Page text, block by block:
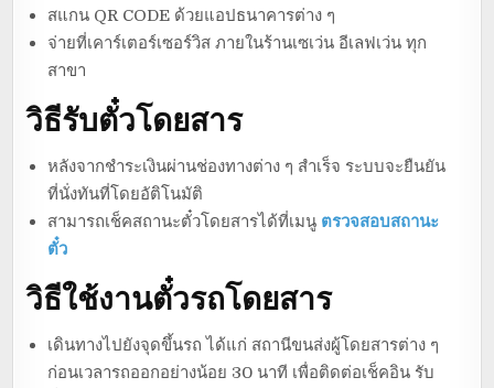
สแกน QR CODE ด้วยแอปธนาคารต่าง ๆ
จ่ายที่เคาร์เตอร์เซอร์วิส ภายในร้านเซเว่น อีเลฟเว่น ทุก
สาขา
วิธีรับตั๋วโดยสาร
หลังจากชำระเงินผ่านช่องทางต่าง ๆ สำเร็จ ระบบจะยืนยัน
ที่นั่งทันที่โดยอัติโนมัติ
สามารถเช็คสถานะตั๋วโดยสารได้ที่เมนู ตรวจสอบสถานะ
ตั๋ว
วิธีใช้งานตั๋วรถโดยสาร
เดินทางไปยังจุดขึ้นรถ ได้แก่ สถานีขนส่งผู้โดยสารต่าง ๆ
ก่อนเวลารถออกอย่างน้อย 30 นาที เพื่อติดต่อเช็คอิน รับ